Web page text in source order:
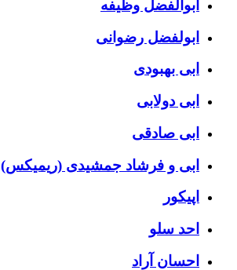
ابوالفضل وظیفه
ابولفضل رضوانی
ابی بهبودی
ابی دولابی
ابی صادقی
ابی و فرشاد جمشیدی (ریمیکس)
اپیکور
احد سلو
احسان آراد